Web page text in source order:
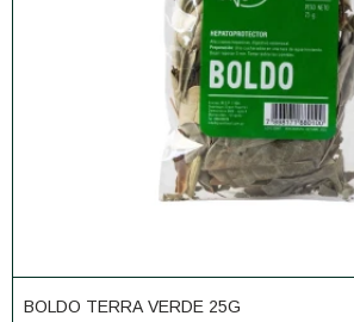
BOLDO TERRA VERDE 25G